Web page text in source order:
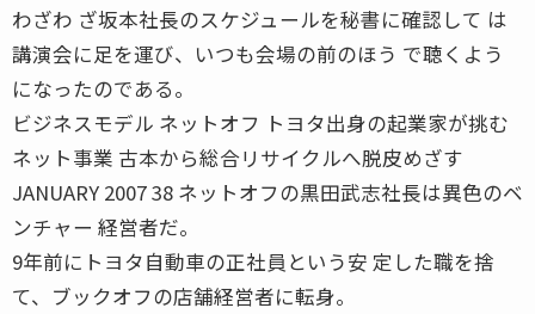
わざわ ざ坂本社長のスケジュールを秘書に確認して は
講演会に足を運び、いつも会場の前のほう で聴くよう
になったのである。
ビジネスモデル ネットオフ トヨタ出身の起業家が挑む
ネット事業 古本から総合リサイクルへ脱皮めざす
JANUARY 2007 38 ネットオフの黒田武志社長は異色のベ
ンチャー 経営者だ。
9年前にトヨタ自動車の正社員という安 定した職を捨
て、ブックオフの店舗経営者に転身。